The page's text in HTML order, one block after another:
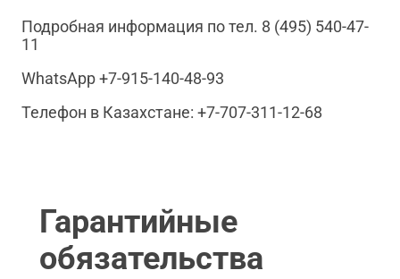
Подробная информация по тел. 8 (495) 540-47-
11
WhatsApp +7-915-140-48-93
Телефон в Казахстане: +7-707-311-12-68
Гарантийные
обязательства